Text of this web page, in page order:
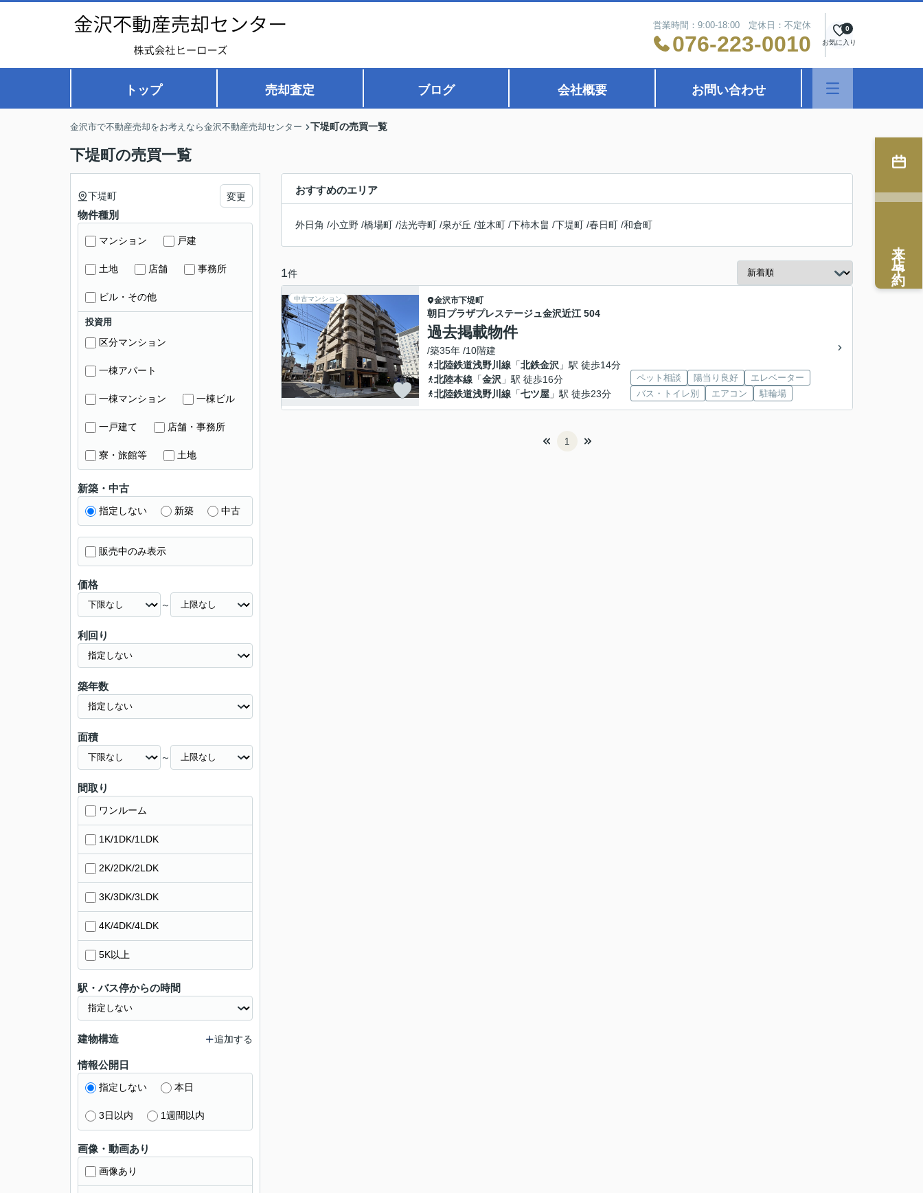
営業時間：9:00-18:00 定休日：不定休
076-223-0010 お気に入り
0
トップ 売却査定 ブログ 会社概要 お問い合わせ
金沢市で不動産売却をお考えなら金沢不動産売却センター 下堤町の売買一覧
下堤町の売買一覧
おすすめのエリア
外日角 /小立野 /橋場町 /法光寺町 /泉が丘 /並木町 /下柿木畠 /下堤町 /春日町 /和倉町
1件
中古マンション 金沢市下堤町
朝日プラザプレステージュ金沢近江 504
過去掲載物件
/築35年 /10階建
北陸鉄道浅野川線 「北鉄金沢 」駅 徒歩14分
北陸本線 「金沢 」駅 徒歩16分
北陸鉄道浅野川線 「七ツ屋 」駅 徒歩23分
ペット相談 陽当り良好
エレベーター
バス・トイレ別
エアコン 駐輪場
1
下堤町 変更
物件種別
マンション 戸建
土地 店舗 事務所
ビル・その他
投資用
区分マンション
一棟アパート
一棟マンション 一棟ビル
一戸建て 店舗・事務所
寮・旅館等 土地
新築・中古
指定しない 新築 中古
販売中のみ表示
価格
～
利回り
築年数
面積
～
間取り
ワンルーム
1K/1DK/1LDK
2K/2DK/2LDK
3K/3DK/3LDK
4K/4DK/4LDK
5K以上
駅・バス停からの時間
建物構造 追加する
情報公開日
指定しない 本日
3日以内 1週間以内
画像・動画あり
画像あり
来店予約